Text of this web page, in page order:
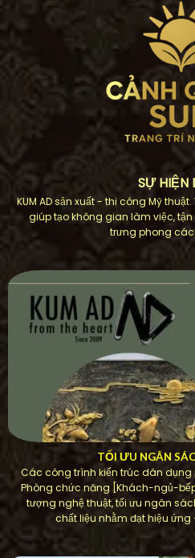
SỰ HIỆN
KUM AD sản xuất - thi công Mỹ
giúp tạo không gian làm việc,
trưng phong
TỐI ƯU NGÂN
Các công trình kiến ​​trúc dân
Phòng chức năng [Khách-ngủ-
tượng nghệ thuật, tối ưu ngân
chất liệu nhằm đạt hiệu